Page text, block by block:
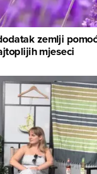
zemlji
mjeseci